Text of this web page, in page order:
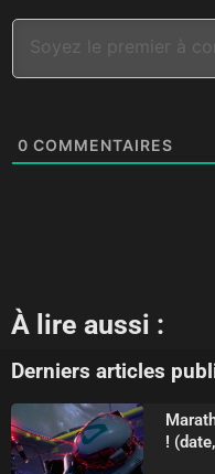
0 COMMENTAIRES
À lire aussi :
Derniers articles
!